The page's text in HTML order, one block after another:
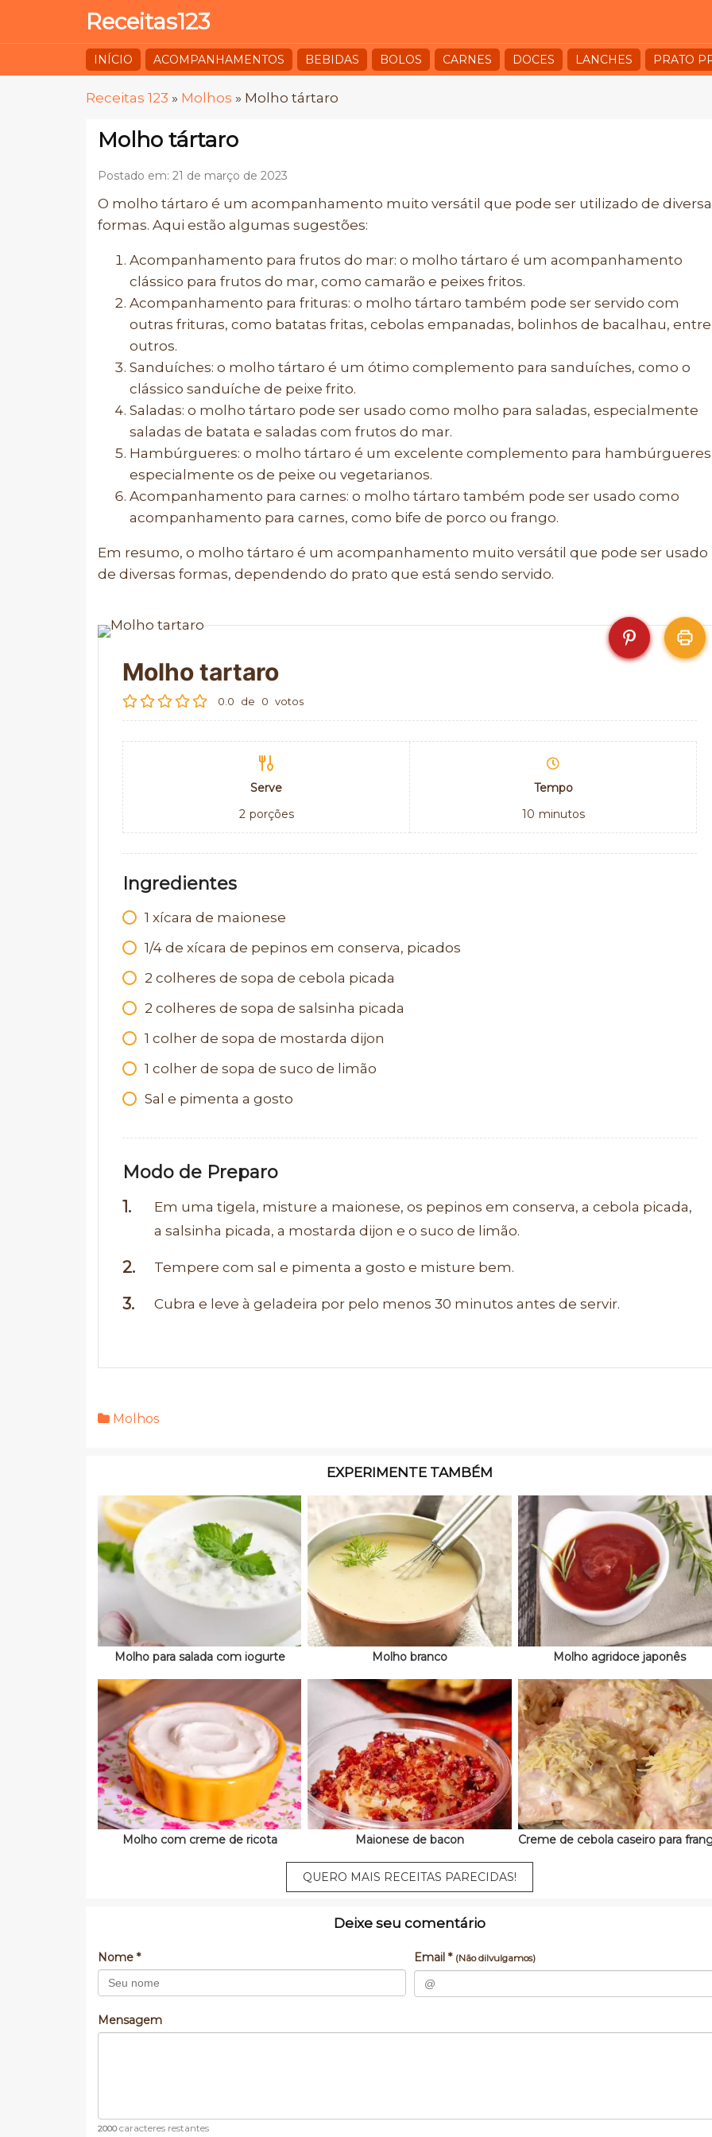
Receitas123
INÍCIO ACOMPANHAMENTOS BEBIDAS BOLOS CARNES DOCES LANCHES PRATO
Receitas 123 » Molhos » Molho tártaro
Molho tártaro
Postado em: 21 de março de 2023
O molho tártaro é um acompanhamento muito versátil que pode ser utilizado de
formas. Aqui estão algumas sugestões:
Acompanhamento para frutos do mar: o molho tártaro é um acompanhamento
clássico para frutos do mar, como camarão e peixes fritos.
Acompanhamento para frituras: o molho tártaro também pode ser servido com
outras frituras, como batatas fritas, cebolas empanadas, bolinhos de bacalhau, entre
outros.
Sanduíches: o molho tártaro é um ótimo complemento para sanduíches, como o
clássico sanduíche de peixe frito.
Saladas: o molho tártaro pode ser usado como molho para saladas, especialmente
saladas de batata e saladas com frutos do mar.
Hambúrgueres: o molho tártaro é um excelente complemento para
especialmente os de peixe ou vegetarianos.
Acompanhamento para carnes: o molho tártaro também pode ser usado como
acompanhamento para carnes, como bife de porco ou frango.
Em resumo, o molho tártaro é um acompanhamento muito versátil que pode ser usado
de diversas formas, dependendo do prato que está sendo servido.
Molho tartaro
0.0 de 0 votos
Serve
2 porções
Tempo
10 minutos
Ingredientes
1 xícara de maionese
1/4 de xícara de pepinos em conserva, picados
2 colheres de sopa de cebola picada
2 colheres de sopa de salsinha picada
1 colher de sopa de mostarda dijon
1 colher de sopa de suco de limão
Sal e pimenta a gosto
Modo de Preparo
Em uma tigela, misture a maionese, os pepinos em conserva, a cebola picada,
a salsinha picada, a mostarda dijon e o suco de limão.
Tempere com sal e pimenta a gosto e misture bem.
Cubra e leve à geladeira por pelo menos 30 minutos antes de servir.
Molhos
EXPERIMENTE TAMBÉM
Molho para salada com iogurte Molho branco Molho agridoce japonês
Molho com creme de ricota Maionese de bacon Creme de cebola caseiro para
QUERO MAIS RECEITAS PARECIDAS!
Deixe seu comentário
Nome * Email * (Não dilvulgamos)
Mensagem
2000caracteres restantes